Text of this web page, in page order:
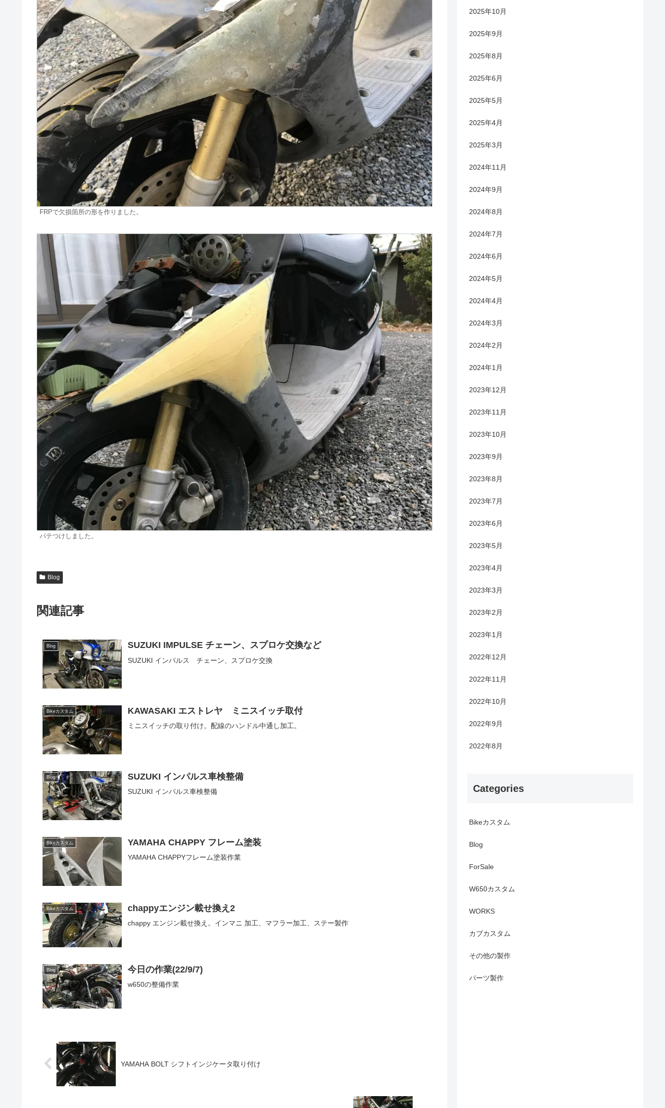
FRPで欠損箇所の形を作りました。
パテつけしました。
Blog
関連記事
Blog SUZUKI IMPULSE チェーン、スプロケ交換など
SUZUKI インパルス チェーン、スプロケ交換
Bikeカスタム KAWASAKI エストレヤ ミニスイッチ取付
ミニスイッチの取り付け。配線のハンドル中通し加工。
Blog SUZUKI インパルス車検整備
SUZUKI インパルス車検整備
Bikeカスタム YAMAHA CHAPPY フレーム塗装
YAMAHA CHAPPYフレーム塗装作業
Bikeカスタム chappyエンジン載せ換え2
chappy エンジン載せ換え。インマニ 加工、マフラー加工、ステー製作
Blog 今日の作業(22/9/7)
w650の整備作業
YAMAHA BOLT シフトインジケータ取り付け
2025年10月
2025年9月
2025年8月
2025年6月
2025年5月
2025年4月
2025年3月
2024年11月
2024年9月
2024年8月
2024年7月
2024年6月
2024年5月
2024年4月
2024年3月
2024年2月
2024年1月
2023年12月
2023年11月
2023年10月
2023年9月
2023年8月
2023年7月
2023年6月
2023年5月
2023年4月
2023年3月
2023年2月
2023年1月
2022年12月
2022年11月
2022年10月
2022年9月
2022年8月
Categories
Bikeカスタム
Blog
ForSale
W650カスタム
WORKS
カブカスタム
その他の製作
パーツ製作